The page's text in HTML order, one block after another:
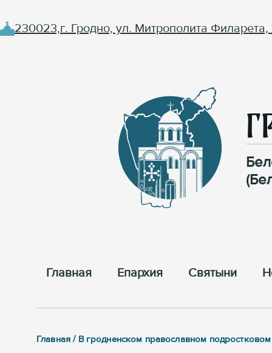
230023,г. Гродно, ул. Митрополита Филарета,
Главная Епархия Cвятыни
Главная / В гродненском православном